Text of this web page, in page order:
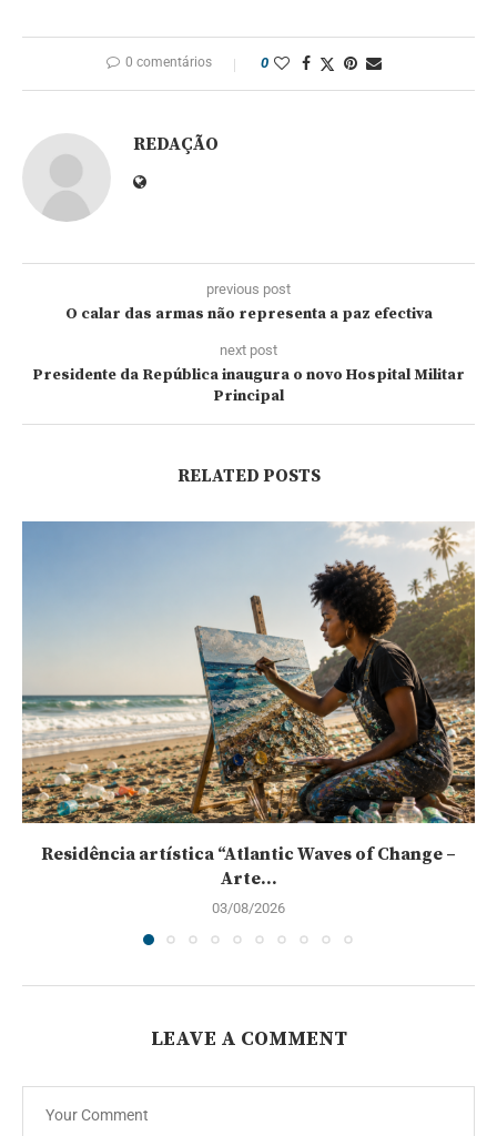
0 comentários 0
REDAÇÃO
previous post
O calar das armas não representa a paz efectiva
next post
Presidente da República inaugura o novo Hospital Militar
Principal
RELATED POSTS
Residência artística “Atlantic Waves of Change –
Arte...
03/08/2026
LEAVE A COMMENT